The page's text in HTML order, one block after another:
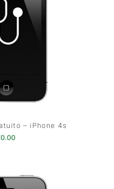
– iPhone 4s
0.00